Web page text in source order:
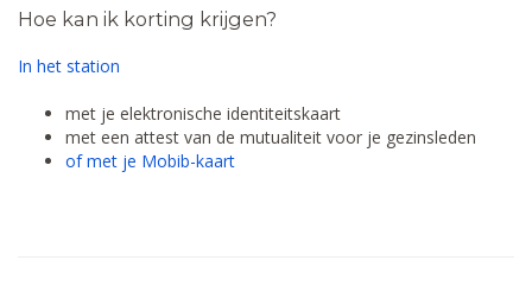
Hoe kan ik korting krijgen?
In het station
met je elektronische identiteitskaart
met een attest van de mutualiteit voor je gezinsleden
of met je Mobib-kaart